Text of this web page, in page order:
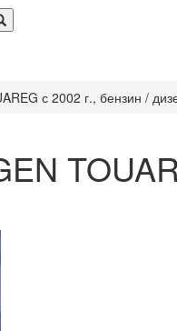
с 2002 г., бензин /